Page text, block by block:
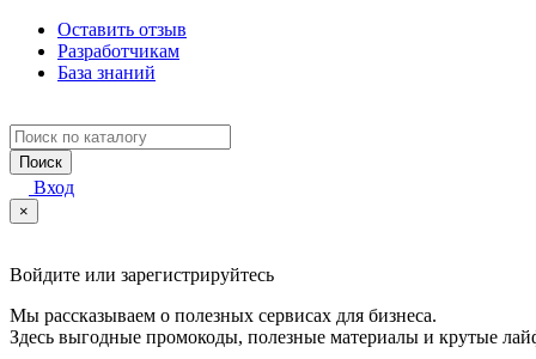
Оставить отзыв
Разработчикам
База знаний
Поиск
Вход
×
Войдите или зарегистрируйтесь
Мы рассказываем о полезных сервисах для бизнеса.
Здесь выгодные промокоды, полезные материалы и крутые